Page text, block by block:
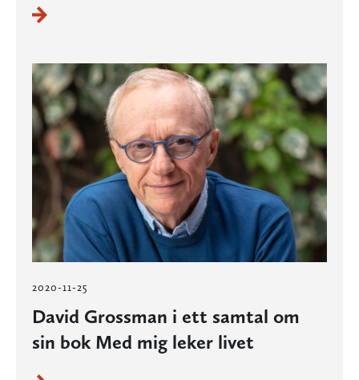
2020-11-25
David Grossman i ett samtal om
sin bok Med mig leker livet